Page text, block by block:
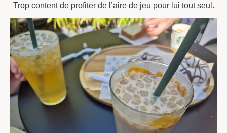
Trop content de profiter de l’aire de jeu pour lui tout seul.